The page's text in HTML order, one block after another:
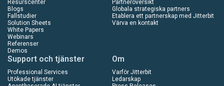
Resurscenter
Blogs
Fallstudier
Solution Sheets
White Papers
Webinars
Referenser
Demos
Partneröversikt
Globala strategiska partners
Etablera ett partnerskap med Jitterbit
Värva en kontakt
Support och tjänster
Professional Services
Utökade tjänster
Om
Varför Jitterbit
Ledarskap